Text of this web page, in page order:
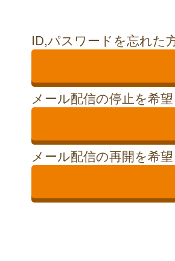
ID,パスワードを忘れた
メール配信の停止を希
メール配信の再開を希